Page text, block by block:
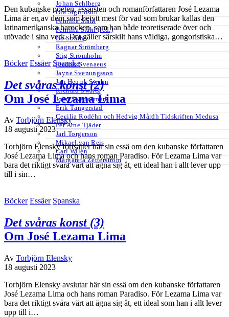
Johan Sehlberg
Ola Sigurdson
Pernilla Ståhl
Pernilla Ståhl (red.)
Bo Stråth
Ragnar Strömberg
Stig Strömholm
Fredrik Svenaeus
Jayne Svenungsson
Jan Henrik Swahn
Richard Swartz
John Swedenmark
Erik Tängerstad
Cecilia Rodéhn och Hedvig Mårdh Tidskriften Medusa
Per Arne Tjäder
Jarl Torgerson
Mikael van Reis
Carl Wilén
Margareta Zetterström
Den kubanske poeten, essäisten och romanförfattaren José Lezama
Lima är en av dem som betytt mest för vad som brukar kallas den
latinamerikanska barocken, som han både teoretiserade över och
utövade i sina verk. Det gäller särskilt hans väldiga, gongoristiska…
Böcker Essäer Spanska
Det svåras konst (2)
Om José Lezama Lima
Av Torbjörn Elensky
18 augusti 2023
Torbjörn Elensky fortsätter här sin essä om den kubanske författaren
José Lezama Lima och hans roman Paradiso. För Lezama Lima var
bara det riktigt svåra värt att ägna sig åt, ett ideal han i allt lever upp
till i sin…
Böcker Essäer Spanska
Det svåras konst (3)
Om José Lezama Lima
Av Torbjörn Elensky
18 augusti 2023
Torbjörn Elensky avslutar här sin essä om den kubanske författaren
José Lezama Lima och hans roman Paradiso. För Lezama Lima var
bara det riktigt svåra värt att ägna sig åt, ett ideal som han i allt lever
upp till i…